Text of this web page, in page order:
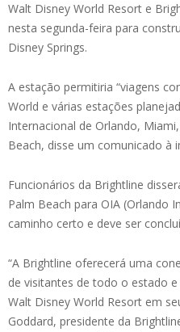
Walt Disney World Resort e
nesta segunda-feira para
Disney Springs.
A estação permitiria “viagens
World e várias estações
Internacional de Orlando,
Beach, disse um comunicado à
Funcionários da Brightline
Palm Beach para OIA (Orlando
caminho certo e deve ser
“A Brightline oferecerá uma
de visitantes de todo o estado
Walt Disney World Resort em
Goddard, presidente da